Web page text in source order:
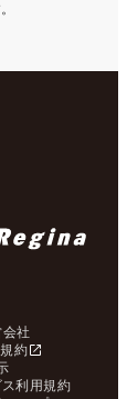
社
約
利用規約